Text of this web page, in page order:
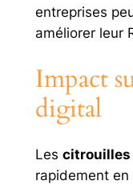
entreprises
améliorer leur
Impact
digital
Les citrouilles
rapidement